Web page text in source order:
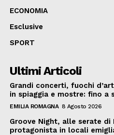
ECONOMIA
Esclusive
SPORT
Ultimi Articoli
Grandi concerti, fuochi
in spiaggia e mostre: fino a
EMILIA ROMAGNA 8 Agosto 2026
Groove Night, alle serate di
protagonista in locali